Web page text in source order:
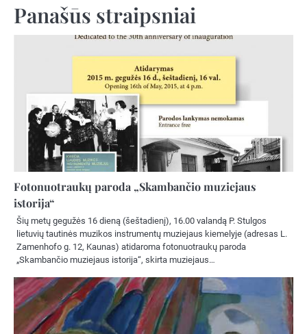
Panašūs straipsniai
Fotonuotraukų paroda „Skambančio muziejaus
istorija“
Šių metų gegužės 16 dieną (šeštadienį), 16.00 valandą P. Stulgos
lietuvių tautinės muzikos instrumentų muziejaus kiemelyje (adresas L.
Zamenhofo g. 12, Kaunas) atidaroma fotonuotraukų paroda
„Skambančio muziejaus istorija“, skirta muziejaus…